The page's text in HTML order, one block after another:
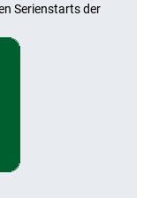
Serienstarts der